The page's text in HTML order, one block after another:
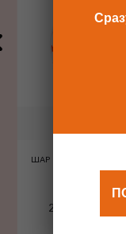
ШАР ШЕЛКОГРАФИЯ
КРАСНЫЕ
240 Р